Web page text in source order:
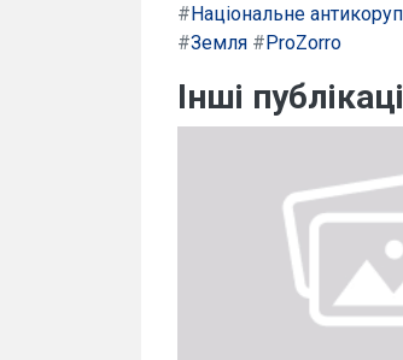
#Національне
#Земля #ProZorro
Інші